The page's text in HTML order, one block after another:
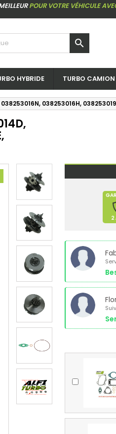
POUR VOTRE VÉHICULE

HYBRIDE TURBO CAMION
038253016H,
2